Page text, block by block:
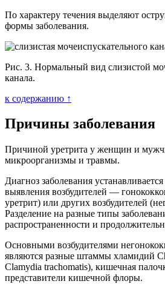
По характеру течения выделяют
формы заболевания.
Рис. 3. Нормальный вид слизистой
канала.
к содержанию ↑
Причины заболевания
Причиной уретрита у женщин и
микроорганизмы и травмы.
Диагноз заболевания
выявления возбудителей —
уретрит) или других возбудителей
Разделение на разные типы
распространенности и
Основными возбудителями
являются разные штаммы хламидий
Clamydia trachomatis), кишечная
представители кишечной флоры.